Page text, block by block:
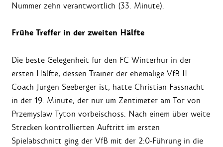
Nummer zehn verantwortlich (33. Minute).
Frühe Treffer in der zweiten Hälfte
Die beste Gelegenheit für den FC Winterhur in der
ersten Hälfte, dessen Trainer der ehemalige VfB II
Coach Jürgen Seeberger ist, hatte Christian Fassnacht
in der 19. Minute, der nur um Zentimeter am Tor von
Przemyslaw Tyton vorbeischoss. Nach einem über weite
Strecken kontrollierten Auftritt im ersten
Spielabschnitt ging der VfB mit der 2:0-Führung in die